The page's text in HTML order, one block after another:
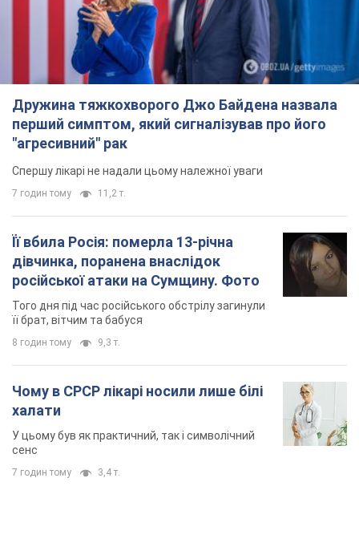
Дружина тяжкохворого Джо Байдена назвала
перший симптом, який сигналізував про його
"агресивний" рак
Спершу лікарі не надали цьому належної уваги
7 годин тому 11,2 т.
Її вбила Росія: померла 13-річна
дівчинка, поранена внаслідок
російської атаки на Сумщину. Фото
Того дня під час російського обстрілу загинули
її брат, вітчим та бабуся
8 годин тому 9,3 т.
Чому в СРСР лікарі носили лише білі
халати
У цьому був як практичний, так і символічний
сенс
7 годин тому 3,4 т.